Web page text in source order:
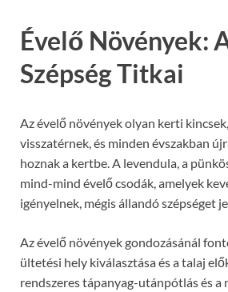
Évelő Növények:
Szépség Titkai
Az évelő növények olyan kerti
visszatérnek, és minden évszakban
hoznak a kertbe. A levendula, a
mind-mind évelő csodák, amelyek
igényelnek, mégis állandó szépséget
Az évelő növények gondozásánál
ültetési hely kiválasztása és a talaj
rendszeres tápanyag-utánpótlás és a